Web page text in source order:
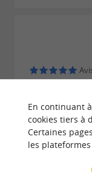
Maison
dans le
surprenante
professionnel.
endroit
En continuant
cookies tiers à
Certaines
les